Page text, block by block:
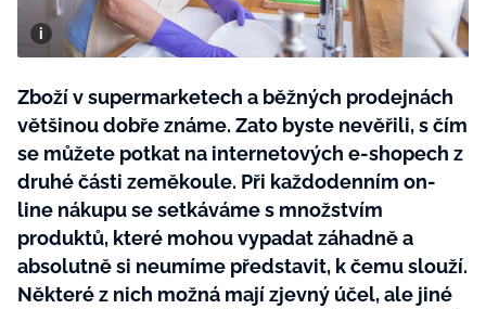
Rady a tipy
SVĚT ŽENY - 599 KČ
ROČNÍ PŘEDPLATNÉ SVĚT ŽENY +
Zboží v supermarketech a běžných prodejnách
většinou dobře známe. Zato byste nevěřili, s čím
se můžete potkat na internetových e-shopech z
druhé části zeměkoule. Při každodenním on-
line nákupu se setkáváme s množstvím
produktů, které mohou vypadat záhadně a
absolutně si neumíme představit, k čemu slouží.
Některé z nich možná mají zjevný účel, ale jiné